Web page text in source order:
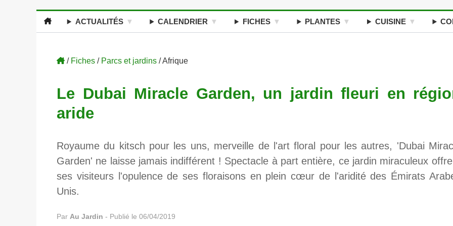
ACTUALITÉS CALENDRIER FICHES PLANTES CUISINE
/ Fiches / Parcs et jardins / Afrique
Le Dubai Miracle Garden, un jardin fleuri en
aride
Royaume du kitsch pour les uns, merveille de l'art floral pour les autres, 'Dubai
Garden' ne laisse jamais indifférent ! Spectacle à part entière, ce jardin miraculeux
ses visiteurs l'opulence de ses floraisons en plein cœur de l'aridité des Émirats
Unis.
Par Au Jardin - Publié le 06/04/2019